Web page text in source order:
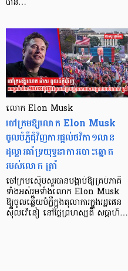
បាន…
លោក Elon Musk
ចៅក្រមឱ្យលោក Elon Musk
ចូលបំភ្លឺជុំវិញការផ្តល់ថវិកា១លាន
ដុល្លារគាំទ្រយុទ្ធនាការបោះឆ្នោត
របស់លោក ត្រាំ
ចៅក្រមស៊ើបសួរបានបង្គាប់ឱ្យគ្រប់ភាគី
ទាំងអស់រួមទាំងលោក Elon Musk
ឱ្យចូលឆ្លើយបំភ្លឺក្នុងតុលាការក្នុងរដ្ឋផេន
ស៊ីលវ៉េនៀ នៅថ្ងៃព្រហស្បតិ៍ សប្តាហ៍…